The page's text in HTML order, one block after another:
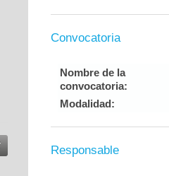
Convocatoria
Nombre de la
convocatoria:
Modalidad:
Responsable